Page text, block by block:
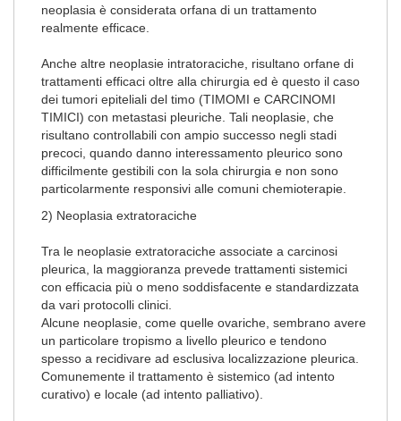
neoplasia è considerata orfana di un trattamento
realmente efficace.
Anche altre neoplasie intratoraciche, risultano orfane di
trattamenti efficaci oltre alla chirurgia ed è questo il caso
dei tumori epiteliali del timo (TIMOMI e CARCINOMI
TIMICI) con metastasi pleuriche. Tali neoplasie, che
risultano controllabili con ampio successo negli stadi
precoci, quando danno interessamento pleurico sono
difficilmente gestibili con la sola chirurgia e non sono
particolarmente responsivi alle comuni chemioterapie.
2) Neoplasia extratoraciche
Tra le neoplasie extratoraciche associate a carcinosi
pleurica, la maggioranza prevede trattamenti sistemici
con efficacia più o meno soddisfacente e standardizzata
da vari protocolli clinici.
Alcune neoplasie, come quelle ovariche, sembrano avere
un particolare tropismo a livello pleurico e tendono
spesso a recidivare ad esclusiva localizzazione pleurica.
Comunemente il trattamento è sistemico (ad intento
curativo) e locale (ad intento palliativo).